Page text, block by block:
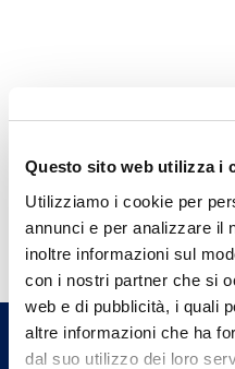
Questo sito web utilizza i
Utilizziamo i cookie per
annunci e per analizzare il
inoltre informazioni sul
con i nostri partner che si
web e di pubblicità, i quali
altre informazioni che ha
dal suo utilizzo dei loro
Hai bisogno
Trova l'Agenzia più
un nostro Agente.